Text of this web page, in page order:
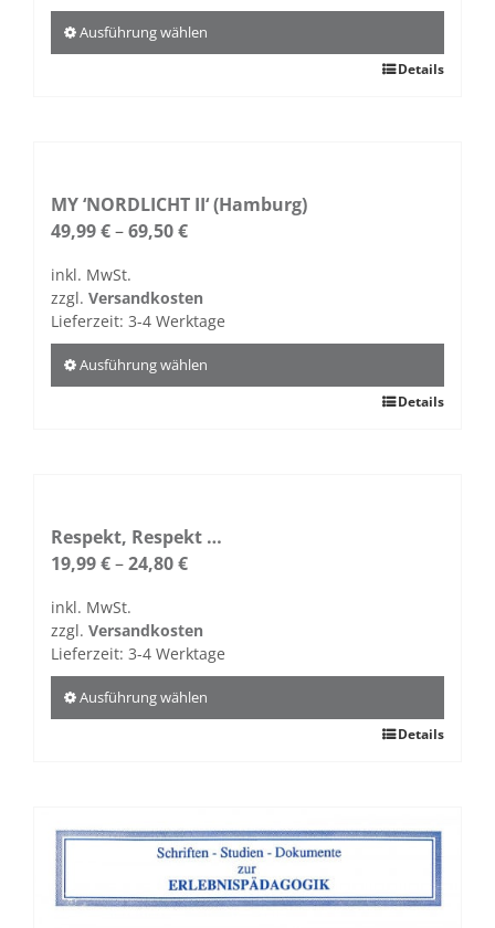
Produktseite
gewählt
Ausführung wählen
auf.
Die
können
auf
Produktseite
gewählt
Details
MY ‘NORDLICHT II‘ (Hamburg)
49,99€–69,50€
inkl. MwSt.
zzgl. Versandkosten
Lieferzeit: 3-4 Werktage
Ausführung wählen
auf.
Die
können
auf
Produktseite
gewählt
Details
Respekt, Respekt …
19,99€–24,80€
inkl. MwSt.
zzgl. Versandkosten
Lieferzeit: 3-4 Werktage
Ausführung wählen
Varianten
auf.
Die
Details